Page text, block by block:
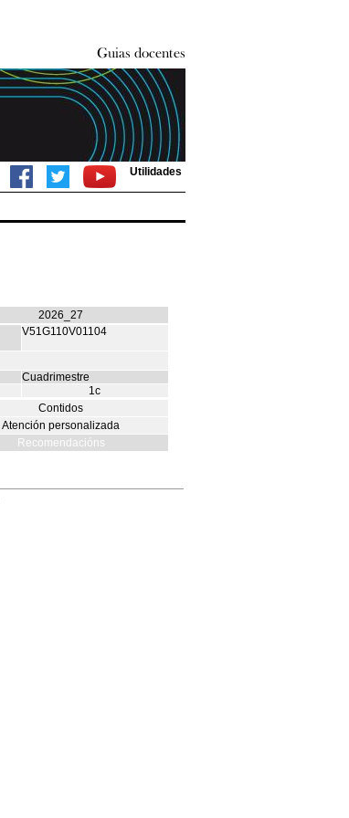
Utilidades
2026_27
V51G110V01104
Cuadrimestre
1c
Contidos
Atención personalizada
Recomendacións